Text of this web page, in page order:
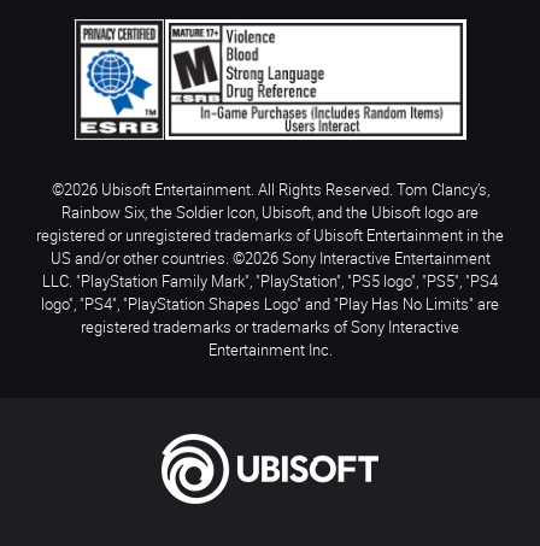
©2026 Ubisoft Entertainment. All Rights Reserved. Tom Clancy’s,
Rainbow Six, the Soldier Icon, Ubisoft, and the Ubisoft logo are
registered or unregistered trademarks of Ubisoft Entertainment in the
US and/or other countries. ©2026 Sony Interactive Entertainment
LLC. "PlayStation Family Mark", "PlayStation", "PS5 logo", "PS5", "PS4
logo", "PS4", "PlayStation Shapes Logo" and "Play Has No Limits" are
registered trademarks or trademarks of Sony Interactive
Entertainment Inc.